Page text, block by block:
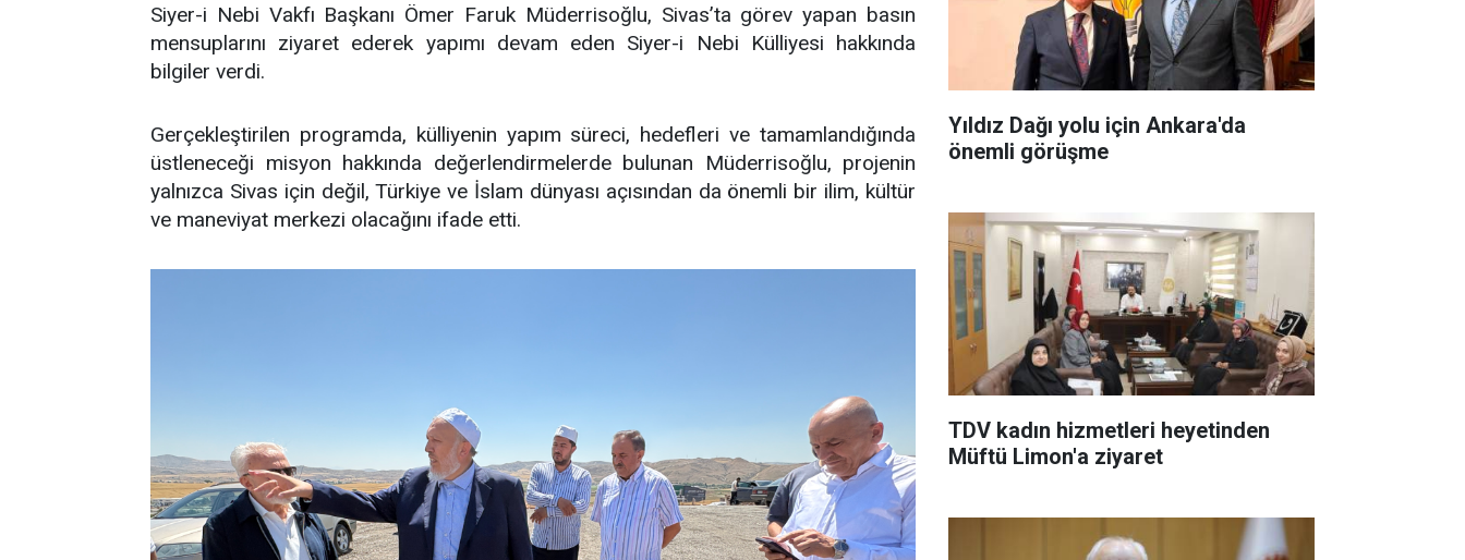
Siyer-i Nebi Vakfı Başkanı Ömer Faruk Müderrisoğlu, Sivas’ta görev yapan basın
mensuplarını ziyaret ederek yapımı devam eden Siyer-i Nebi Külliyesi hakkında
bilgiler verdi.
Gerçekleştirilen programda, külliyenin yapım süreci, hedefleri ve tamamlandığında
üstleneceği misyon hakkında değerlendirmelerde bulunan Müderrisoğlu, projenin
yalnızca Sivas için değil, Türkiye ve İslam dünyası açısından da önemli bir ilim, kültür
ve maneviyat merkezi olacağını ifade etti.
Yıldız Dağı yolu için Ankara'da
önemli görüşme
TDV kadın hizmetleri heyetinden
Müftü Limon'a ziyaret